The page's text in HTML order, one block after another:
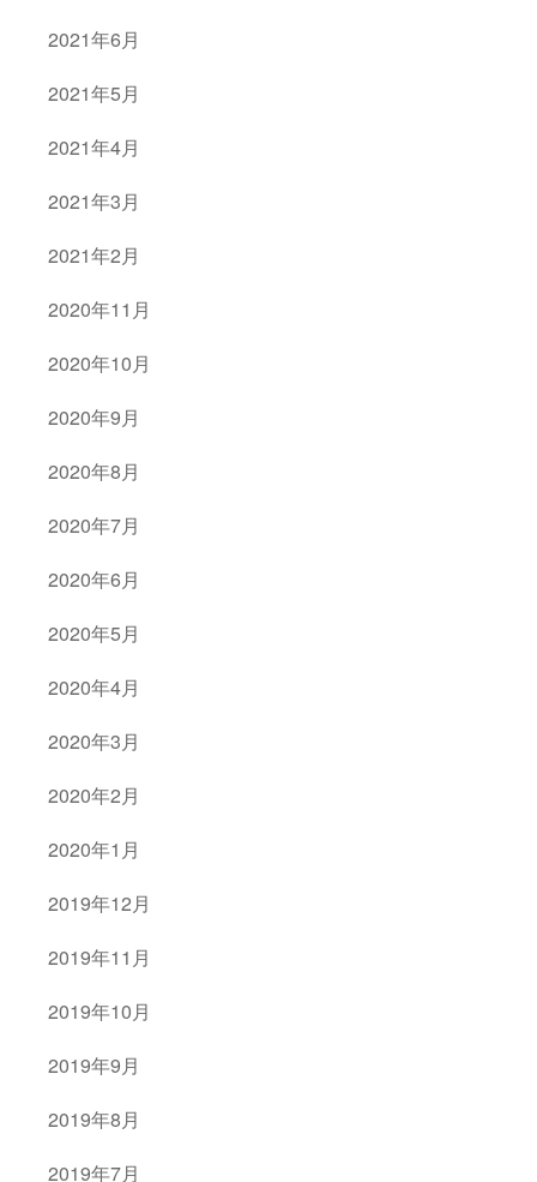
2021年6月
2021年5月
2021年4月
2021年3月
2021年2月
2020年11月
2020年10月
2020年9月
2020年8月
2020年7月
2020年6月
2020年5月
2020年4月
2020年3月
2020年2月
2020年1月
2019年12月
2019年11月
2019年10月
2019年9月
2019年8月
2019年7月